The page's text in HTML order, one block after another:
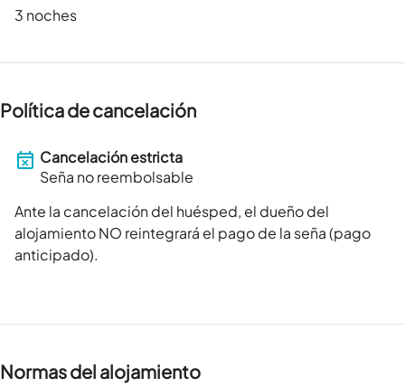
3 noches
Política de cancelación
Cancelación estricta
Seña no reembolsable
Ante la cancelación del huésped, el dueño del
alojamiento NO reintegrará el pago de la seña (pago
anticipado).
Normas del alojamiento